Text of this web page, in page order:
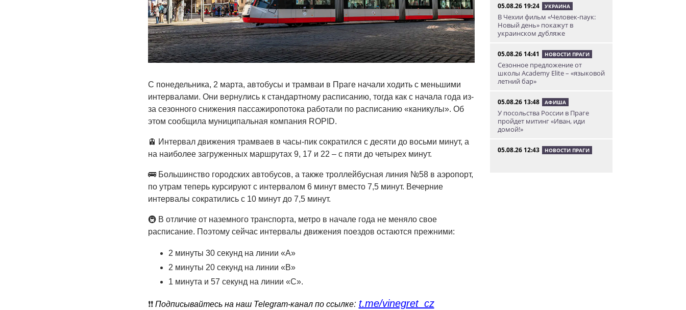
С понедельника, 2 марта, автобусы и трамваи в Праге начали ходить с меньшими
интервалами. Они вернулись к стандартному расписанию, тогда как с начала года из-
за сезонного снижения пассажиропотока работали по расписанию «каникулы». Об
этом сообщила муниципальная компания ROPID.
🚊 Интервал движения трамваев в часы-пик сократился с десяти до восьми минут, а
на наиболее загруженных маршрутах 9, 17 и 22 – с пяти до четырех минут.
🚌 Большинство городских автобусов, а также троллейбусная линия №58 в аэропорт,
по утрам теперь курсируют с интервалом 6 минут вместо 7,5 минут. Вечерние
интервалы сократились с 10 минут до 7,5 минут.
🚇 В отличие от наземного транспорта, метро в начале года не меняло свое
расписание. Поэтому сейчас интервалы движения поездов остаются прежними:
2 минуты 30 секунд на линии «А»
2 минуты 20 секунд на линии «B»
1 минута и 57 секунд на линии «С».
❗️❗️ Подписывайтесь на наш Telegram-канал по ссылке: t.me/vinegret_cz
05.08.26 19:24 УКРАИНА
В Чехии фильм «Человек-паук:
Новый день» покажут в
украинском дубляже
05.08.26 14:41 НОВОСТИ ПРАГИ
Сезонное предложение от
школы Academy Elite – «языковой
летний бар»
05.08.26 13:48 АФИША
У посольства России в Праге
пройдет митинг «Иван, иди
домой!»
05.08.26 12:43 НОВОСТИ ПРАГИ